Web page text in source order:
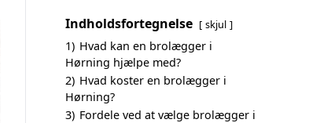
Indholdsfortegnelse skjul
1) Hvad kan en brolægger i
Hørning hjælpe med?
2) Hvad koster en brolægger i
Hørning?
3) Fordele ved at vælge brolægger i